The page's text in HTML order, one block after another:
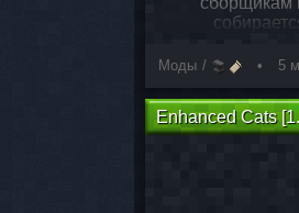
Моды 5
Enhanced Cats